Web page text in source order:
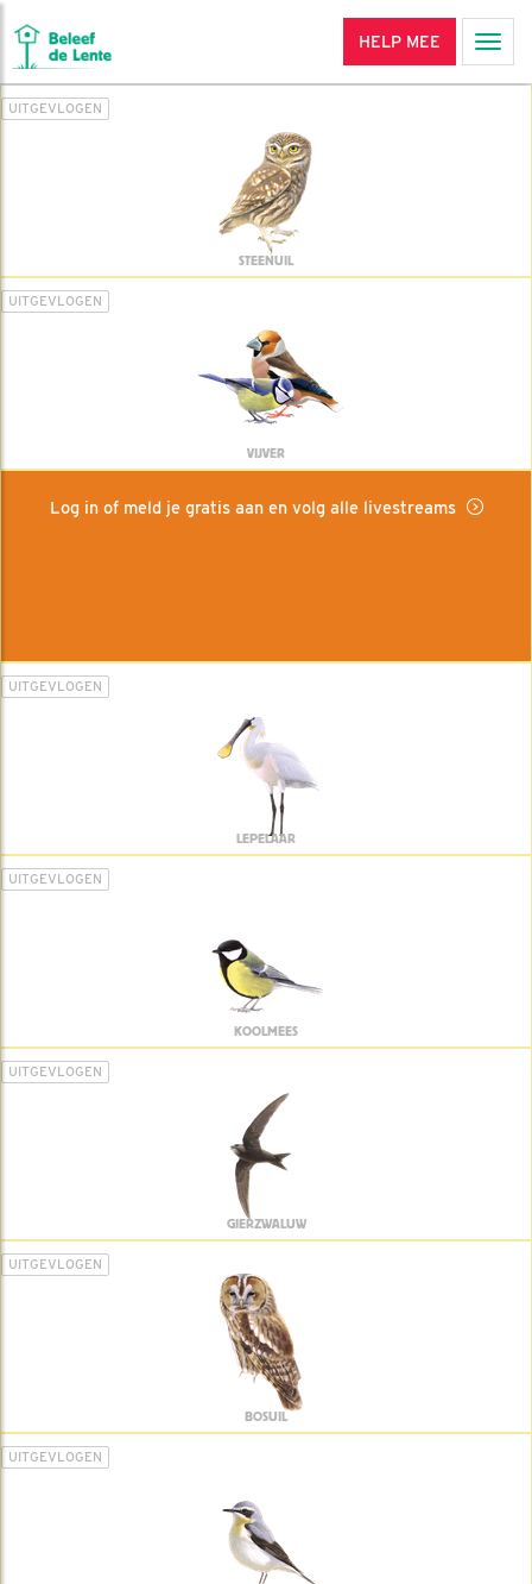
HELP MEE
UITGEVLOGEN
STEENUIL
UITGEVLOGEN
VIJVER
Log in of meld je gratis aan en volg alle livestreams
UITGEVLOGEN
LEPELAAR
UITGEVLOGEN
KOOLMEES
UITGEVLOGEN
GIERZWALUW
UITGEVLOGEN
BOSUIL
UITGEVLOGEN